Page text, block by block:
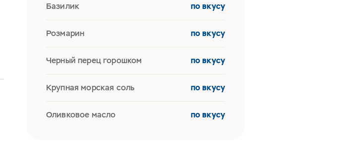
Базилик по вкусу
Розмарин по вкусу
Черный перец горошком по вкусу
Крупная морская соль по вкусу
Оливковое масло по вкусу